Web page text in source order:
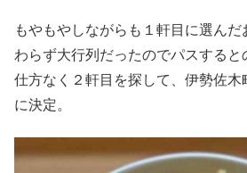
もやもやしながらも１軒目に選ん
わらず大行列だったのでパスすると
仕方なく２軒目を探して、伊勢佐木
に決定。